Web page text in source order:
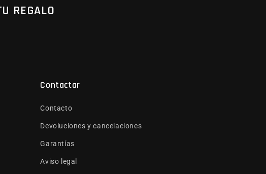
REGALO
Contactar
Contacto
Devoluciones y cancelaciones
Garantías
Aviso legal